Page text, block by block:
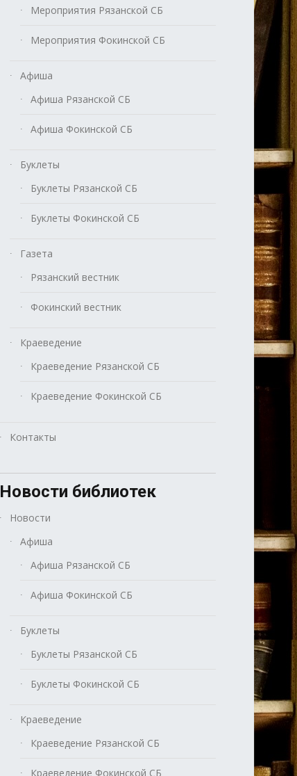
Мероприятия Рязанской СБ
Мероприятия Фокинской СБ
Афиша
Афиша Рязанской СБ
Афиша Фокинской СБ
Буклеты
Буклеты Рязанской СБ
Буклеты Фокинской СБ
Газета
Рязанский вестник
Фокинский вестник
Краеведение
Краеведение Рязанской СБ
Краеведение Фокинской СБ
Контакты
Новости библиотек
Новости
Афиша
Афиша Рязанской СБ
Афиша Фокинской СБ
Буклеты
Буклеты Рязанской СБ
Буклеты Фокинской СБ
Краеведение
Краеведение Рязанской СБ
Краеведение Фокинской СБ